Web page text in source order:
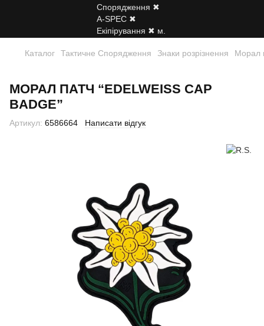
Каталог Тактичне Спорядження Знаки розрізнення Морал
МОРАЛ ПАТЧ “EDELWEISS CAP
BADGE”
Артикул: 6586664 Написати відгук